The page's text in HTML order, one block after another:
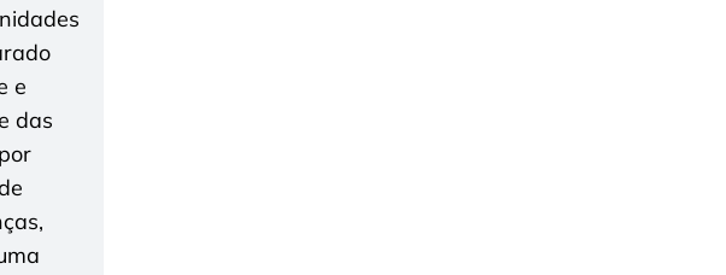
e
das